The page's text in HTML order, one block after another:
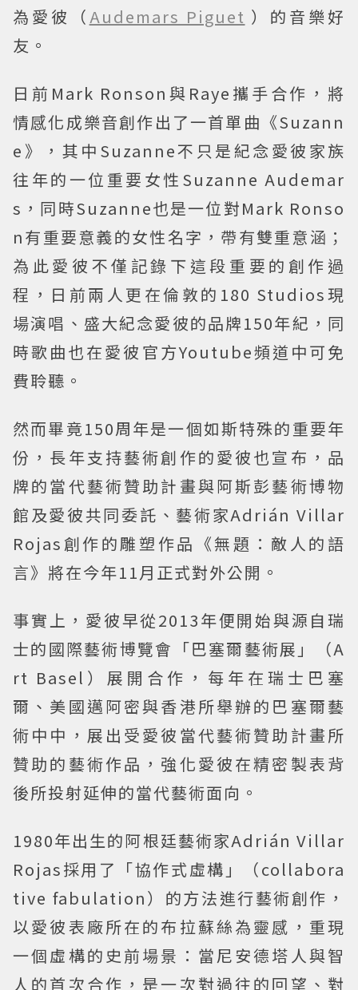
為愛彼（Audemars Piguet ）的音樂好
友。
日前Mark Ronson與Raye攜手合作，將
情感化成樂音創作出了一首單曲《Suzann
e》，其中Suzanne不只是紀念愛彼家族
往年的一位重要女性Suzanne Audemar
s，同時Suzanne也是一位對Mark Ronso
n有重要意義的女性名字，帶有雙重意涵；
為此愛彼不僅記錄下這段重要的創作過
程，日前兩人更在倫敦的180 Studios現
場演唱、盛大紀念愛彼的品牌150年紀，同
時歌曲也在愛彼官方Youtube頻道中可免
費聆聽。
然而畢竟150周年是一個如斯特殊的重要年
份，長年支持藝術創作的愛彼也宣布，品
牌的當代藝術贊助計畫與阿斯彭藝術博物
館及愛彼共同委託、藝術家Adrián Villar
Rojas創作的雕塑作品《無題：敵人的語
言》將在今年11月正式對外公開。
事實上，愛彼早從2013年便開始與源自瑞
士的國際藝術博覽會「巴塞爾藝術展」（A
rt Basel）展開合作，每年在瑞士巴塞
爾、美國邁阿密與香港所舉辦的巴塞爾藝
術中中，展出受愛彼當代藝術贊助計畫所
贊助的藝術作品，強化愛彼在精密製表背
後所投射延伸的當代藝術面向。
1980年出生的阿根廷藝術家Adrián Villar
Rojas採用了「協作式虛構」（collabora
tive fabulation）的方法進行藝術創作，
以愛彼表廠所在的布拉蘇絲為靈感，重現
一個虛構的史前場景：當尼安德塔人與智
人的首次合作，是一次對過往的回望、對